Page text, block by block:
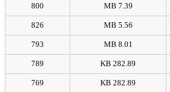
7.39 MB
800
5.56 MB
826
8.01 MB
793
282.89 KB
789
282.89 KB
769